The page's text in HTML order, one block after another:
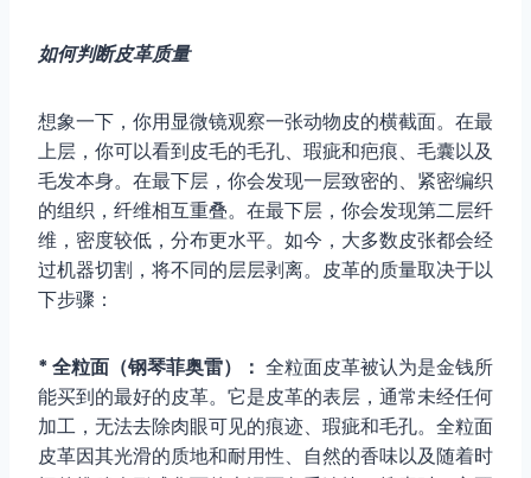
如何判断皮革质量
想象一下，你用显微镜观察一张动物皮的横截面。在最
上层，你可以看到皮毛的毛孔、瑕疵和疤痕、毛囊以及
毛发本身。在最下层，你会发现一层致密的、紧密编织
的组织，纤维相互重叠。在最下层，你会发现第二层纤
维，密度较低，分布更水平。如今，大多数皮张都会经
过机器切割，将不同的层层剥离。皮革的质量取决于以
下步骤：
* 全粒面（钢琴菲奥雷）： 全粒面皮革被认为是金钱所
能买到的最好的皮革。它是皮革的表层，通常未经任何
加工，无法去除肉眼可见的痕迹、瑕疵和毛孔。全粒面
皮革因其光滑的质地和耐用性、自然的香味以及随着时